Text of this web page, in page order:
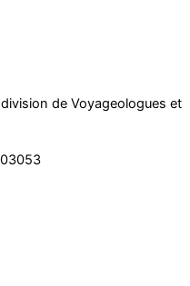
de Voyageologues et